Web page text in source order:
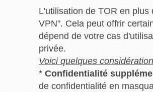
L'utilisation de TOR en
VPN". Cela peut offrir
dépend de votre cas
privée.
Voici quelques
* Confidentialité
de confidentialité en